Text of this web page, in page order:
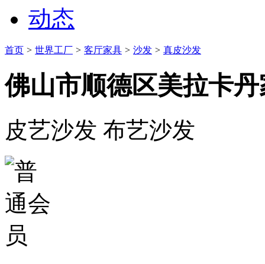
动态
首页 > 世界工厂 > 客厅家具 > 沙发 > 真皮沙发
佛山市顺德区美拉卡
皮艺沙发 布艺沙发